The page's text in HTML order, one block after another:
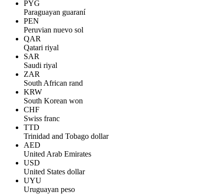
PYG
Paraguayan guaraní
PEN
Peruvian nuevo sol
QAR
Qatari riyal
SAR
Saudi riyal
ZAR
South African rand
KRW
South Korean won
CHF
Swiss franc
TTD
Trinidad and Tobago dollar
AED
United Arab Emirates
USD
United States dollar
UYU
Uruguayan peso